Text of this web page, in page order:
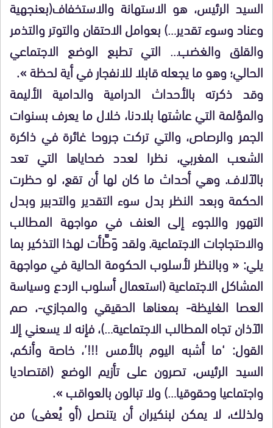
السيد الرئيس، هو الاستهانة والاستخفاف(بعنجهية
وعناد وسوء تقدير…) بعوامل الاحتقان والتوتر والتذمر
والقلق والغضب… التي تطبع الوضع الاجتماعي
الحالي؛ وهو ما يجعله قابلا للانفجار في أية لحظة ».
وقد ذكرته بالأحداث الدرامية والدامية الأليمة
والمؤلمة التي عاشتها بلادنا، خلال ما يعرف بسنوات
الجمر والرصاص، والتي تركت جروحا غائرة في ذاكرة
الشعب المغربي، نظرا لعدد ضحاياها التي تعد
بالآلاف. وهي أحداث ما كان لها أن تقع، لو حظرت
الحكمة وبعد النظر بدل سوء التقدير والتدبير وبدل
التهور واللجوء إلى العنف في مواجهة المطالب
والاحتجاجات الاجتماعية. ولقد وَطَّأت لهذا التذكير بما
يلي: « وبالنظر لأسلوب الحكومة الحالية في مواجهة
المشاكل الاجتماعية (استعمال أسلوب الردع وسياسة
العصا الغليظة- بمعناها الحقيقي والمجازي-، صم
الآذان تجاه المطالب الاجتماعية…)، فإنه لا يسعني إلا
القول: ‘ما أشبه اليوم بالأمس !!!’، خاصة وأنكم،
السيد الرئيس، تصرون على تأزيم الوضع (اقتصاديا
واجتماعيا وحقوقيا…) ولا تبالون بالعواقب ».
ولذلك، لا يمكن لبنكيران أن يتنصل (أو يُعفى) من